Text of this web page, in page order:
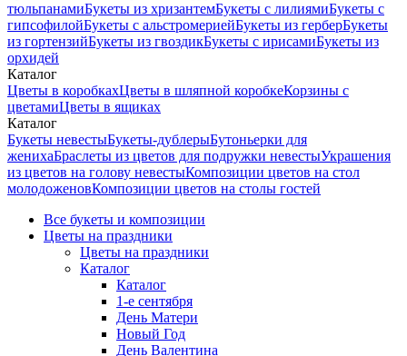
тюльпанамиБукеты из хризантемБукеты с лилиямиБукеты с
гипсофилойБукеты с альстромериейБукеты из герберБукеты
из гортензийБукеты из гвоздикБукеты с ирисамиБукеты из
орхидей
Каталог
Цветы в коробкахЦветы в шляпной коробкеКорзины с
цветамиЦветы в ящиках
Каталог
Букеты невестыБукеты-дублерыБутоньерки для
женихаБраслеты из цветов для подружки невестыУкрашения
из цветов на голову невестыКомпозиции цветов на стол
молодоженовКомпозиции цветов на столы гостей
Все букеты и композиции
Цветы на праздники
Цветы на праздники
Каталог
Каталог
1-е сентября
День Матери
Новый Год
День Валентина